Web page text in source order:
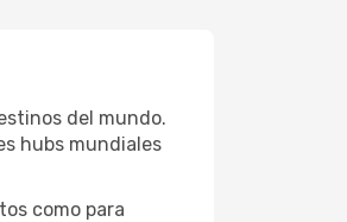
del mundo.
hubs mundiales
como para